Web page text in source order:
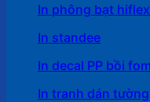
In phông bạt hiflex
In standee
In decal PP bồi
In tranh dán tường